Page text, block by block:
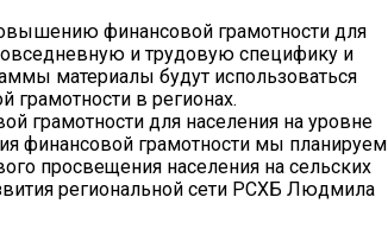
финансовой грамотности для
и трудовую специфику и
материалы будут использоваться
в регионах.
грамотности для населения на уровне
финансовой грамотности мы планируем
просвещения населения на сельских
региональной сети РСХБ Людмила